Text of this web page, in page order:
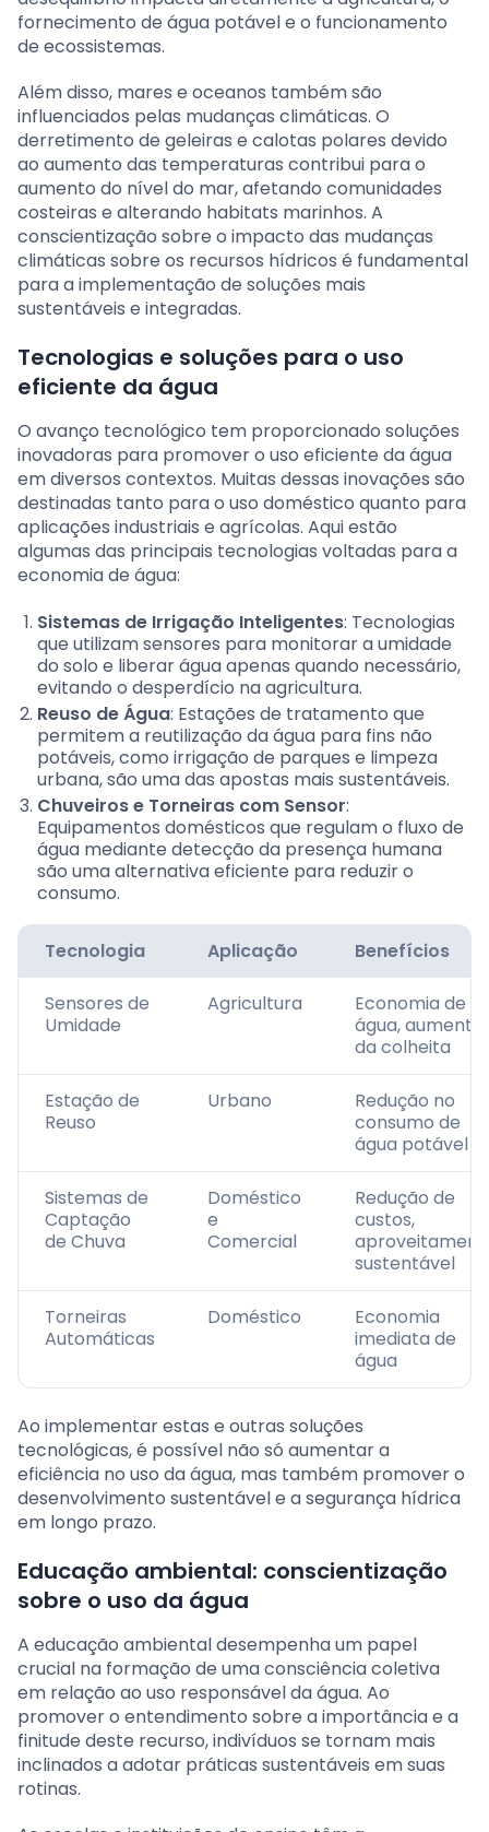
fornecimento de água potável e o funcionamento
de ecossistemas.
Além disso, mares e oceanos também são
influenciados pelas mudanças climáticas. O
derretimento de geleiras e calotas polares devido
ao aumento das temperaturas contribui para o
aumento do nível do mar, afetando comunidades
costeiras e alterando habitats marinhos. A
conscientização sobre o impacto das mudanças
climáticas sobre os recursos hídricos é fundamental
para a implementação de soluções mais
sustentáveis e integradas.
Tecnologias e soluções para o uso
eficiente da água
O avanço tecnológico tem proporcionado soluções
inovadoras para promover o uso eficiente da água
em diversos contextos. Muitas dessas inovações são
destinadas tanto para o uso doméstico quanto para
aplicações industriais e agrícolas. Aqui estão
algumas das principais tecnologias voltadas para a
economia de água:
Sistemas de Irrigação Inteligentes: Tecnologias
que utilizam sensores para monitorar a umidade
do solo e liberar água apenas quando necessário,
evitando o desperdício na agricultura.
Reuso de Água: Estações de tratamento que
permitem a reutilização da água para fins não
potáveis, como irrigação de parques e limpeza
urbana, são uma das apostas mais sustentáveis.
Chuveiros e Torneiras com Sensor:
Equipamentos domésticos que regulam o fluxo de
água mediante detecção da presença humana
são uma alternativa eficiente para reduzir o
consumo.
Tecnologia Aplicação Benefícios
Sensores de
Umidade
Agricultura
Economia de
água, aumento
da colheita
Estação de
Reuso
Urbano
Redução no
consumo de
água potável
Sistemas de
Captação
de Chuva
Doméstico
e
Comercial
Redução de
custos,
sustentável
Torneiras
Automáticas
Doméstico
Economia
imediata de
água
Ao implementar estas e outras soluções
tecnológicas, é possível não só aumentar a
eficiência no uso da água, mas também promover o
desenvolvimento sustentável e a segurança hídrica
em longo prazo.
Educação ambiental: conscientização
sobre o uso da água
A educação ambiental desempenha um papel
crucial na formação de uma consciência coletiva
em relação ao uso responsável da água. Ao
promover o entendimento sobre a importância e a
finitude deste recurso, indivíduos se tornam mais
inclinados a adotar práticas sustentáveis em suas
rotinas.